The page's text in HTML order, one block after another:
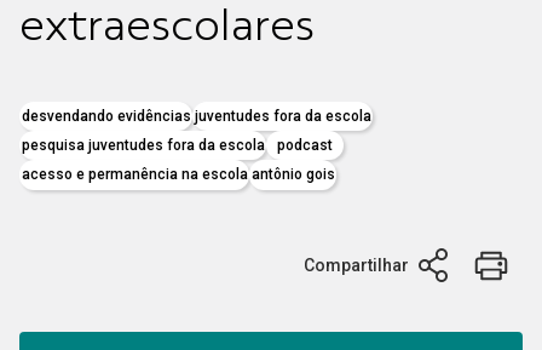
extraescolares
desvendando evidências juventudes fora da escola
pesquisa juventudes fora da escola
podcast
acesso e permanência na escola antônio gois
Compartilhar